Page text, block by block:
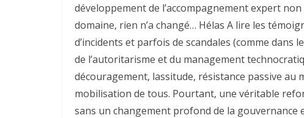
développement de l’accompagnement expert
domaine, rien n’a changé… Hélas A lire les
d’incidents et parfois de scandales (comme dans
de l’autoritarisme et du management
découragement, lassitude, résistance passive
mobilisation de tous. Pourtant, une véritable
sans un changement profond de la gouvernance